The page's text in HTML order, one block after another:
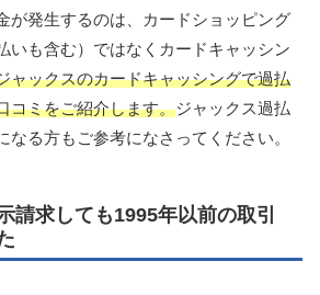
が発生するのは、カードショッピング
いも含む）ではなくカードキャッシン
ャックスのカードキャッシングで過払
コミをご紹介します。ジャックス過払
なる方もご参考になさってください。
請求しても1995年以前の取引